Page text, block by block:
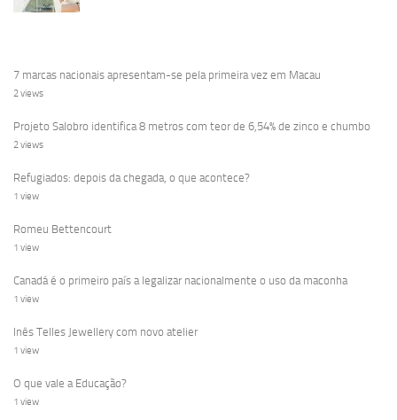
7 marcas nacionais apresentam-se pela primeira vez em Macau
2 views
Projeto Salobro identifica 8 metros com teor de 6,54% de zinco e chumbo
2 views
Refugiados: depois da chegada, o que acontece?
1 view
Romeu Bettencourt
1 view
Canadá é o primeiro país a legalizar nacionalmente o uso da maconha
1 view
Inês Telles Jewellery com novo atelier
1 view
O que vale a Educação?
1 view